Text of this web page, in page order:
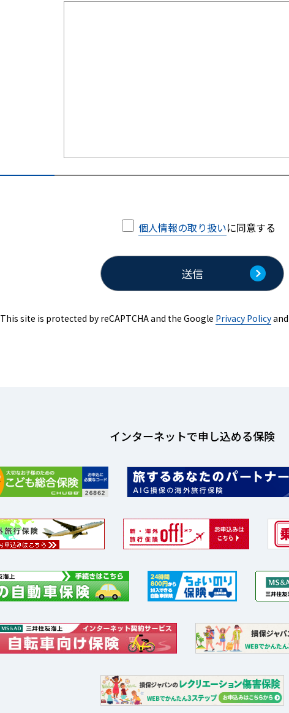
個人情報の取り扱いに同意する
This site is protected by reCAPTCHA and the Google Privacy Policyand
インターネットで申し込める保険